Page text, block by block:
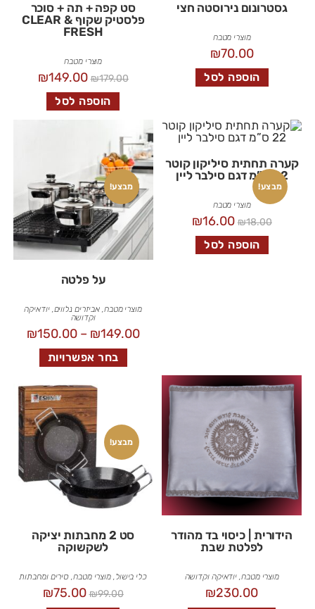
גסטרונום נירוסטה חצי
מוצרי מטבח
₪70.00
הוספה לסל
סט קפה + תה + סוכר
פלסטיק שקוף CLEAR &
FRESH
מוצרי מטבח
₪179.00
₪149.00
הוספה לסל
מבצע!
קערה תחתית סיליקון קוטר
22 ס”מ דגם סילבר ליין
מוצרי מטבח
₪18.00
₪16.00
הוספה לסל
מבצע!
על פלטה
מוצרי מטבח אביזרים נלווים ,יודאיקה
וקדושה
₪149.00
–
₪150.00
בחר אפשרויות
הידורית | כיסוי בד מהודר
לפלטת שבת
מוצרי מטבח, יודאיקה וקדושה
₪230.00
מבצע!
סט 2 מחבתות יציקה
לשקשוקה
כלי בישול, מוצרי מטבח, סירים ומחבתות
₪99.00
₪75.00